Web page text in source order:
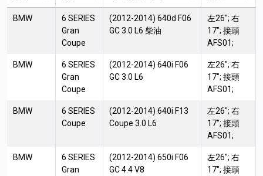
BMW
6 SERIES
Gran
Coupe
(2012-2014) 640d F06
GC 3.0 L6 柴油
左26"; 右
17"; 接頭
AFS01;
BMW
6 SERIES
Gran
Coupe
(2012-2014) 640i F06
GC 3.0 L6
左26"; 右
17"; 接頭
AFS01;
BMW
6 SERIES
Coupe
(2012-2014) 640i F13
Coupe 3.0 L6
左26"; 右
17"; 接頭
AFS01;
BMW
6 SERIES
Gran
(2012-2014) 650i F06
GC 4.4 V8
左26"; 右
17"; 接頭